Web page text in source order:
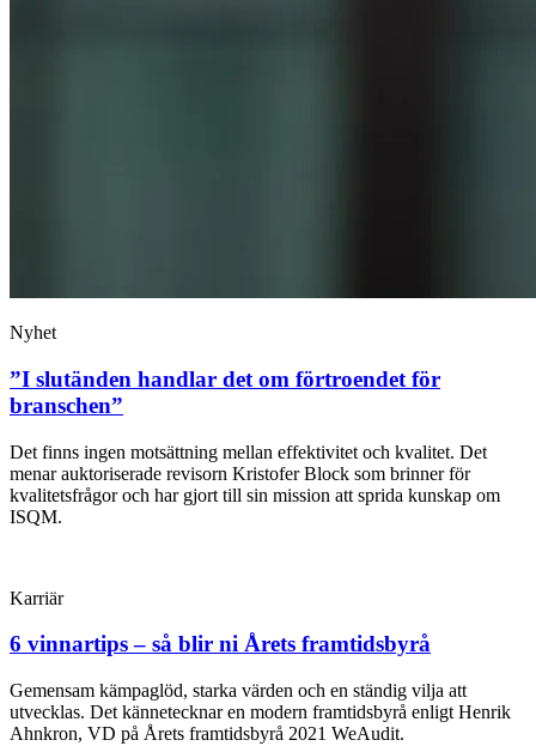
Nyhet
”I slutänden handlar det om förtroendet för
branschen”
Det finns ingen motsättning mellan effektivitet och kvalitet. Det
menar auktoriserade revisorn Kristofer Block som brinner för
kvalitetsfrågor och har gjort till sin mission att sprida kunskap om
ISQM.
Karriär
6 vinnartips – så blir ni Årets framtidsbyrå
Gemensam kämpaglöd, starka värden och en ständig vilja att
utvecklas. Det kännetecknar en modern framtidsbyrå enligt Henrik
Ahnkron, VD på Årets framtidsbyrå 2021 WeAudit.